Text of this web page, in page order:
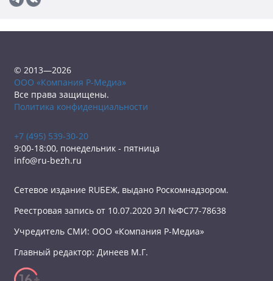
© 2013—2026
ООО «Компания Р-Медиа»
Все права защищены.
Политика конфиденциальности
+7 (495) 539-30-20
9:00-18:00, понедельник - пятница
info@ru-bezh.ru
Сетевое издание RUБЕЖ, выдано Роскомнадзором.
Реестровая запись от 10.07.2020 ЭЛ №ФС77-78638
Учредитель СМИ: ООО «Компания Р-Медиа»
Главный редактор: Динеев М.Г.